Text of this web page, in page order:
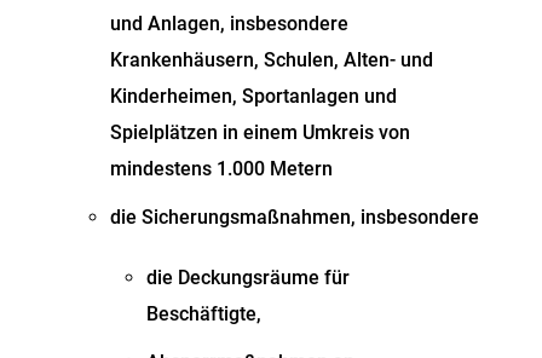
und Anlagen, insbesondere
Krankenhäusern, Schulen, Alten- und
Kinderheimen, Sportanlagen und
Spielplätzen in einem Umkreis von
mindestens 1.000 Metern
die Sicherungsmaßnahmen, insbesondere
die Deckungsräume für
Beschäftigte,